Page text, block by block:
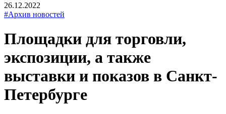
26.12.2022
#Архив новостей
Площадки для торговли,
экспозиции, а также
выставки и показов в Санкт-
Петербурге